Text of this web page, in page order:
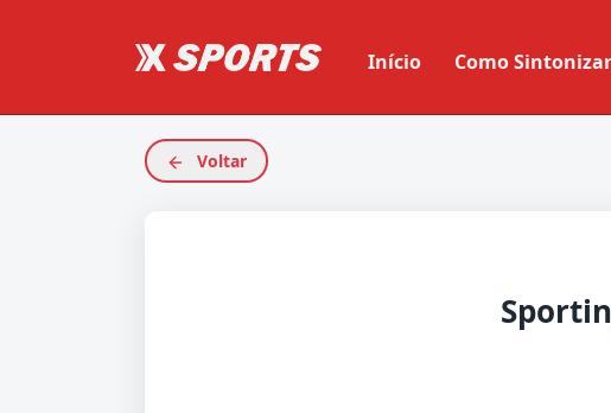
Início Como Sintonizar
Voltar